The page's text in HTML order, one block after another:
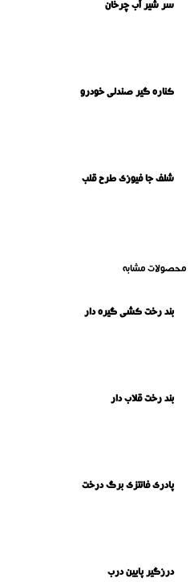
سر شیر آب چرخان
کناره گیر صندلی خودرو
شلف جا فیوزی طرح قلب
محصولات مشابه
بند رخت کشی گیره دار
بند رخت قلاب دار
پادری فانتزی برگ درخت
درزگیر پایین درب